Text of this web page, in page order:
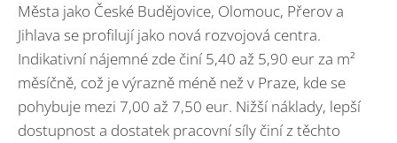
Města jako České Budějovice, Olomouc, Přerov a
Jihlava se profilují jako nová rozvojová centra.
Indikativní nájemné zde činí 5,40 až 5,90 eur za m²
měsíčně, což je výrazně méně než v Praze, kde se
pohybuje mezi 7,00 až 7,50 eur. Nižší náklady, lepší
dostupnost a dostatek pracovní síly činí z těchto